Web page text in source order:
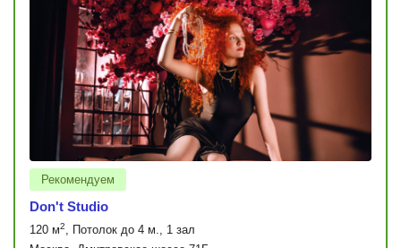
Рекомендуем
Don't Studio
120 м2, Потолок до 4 м., 1 зал